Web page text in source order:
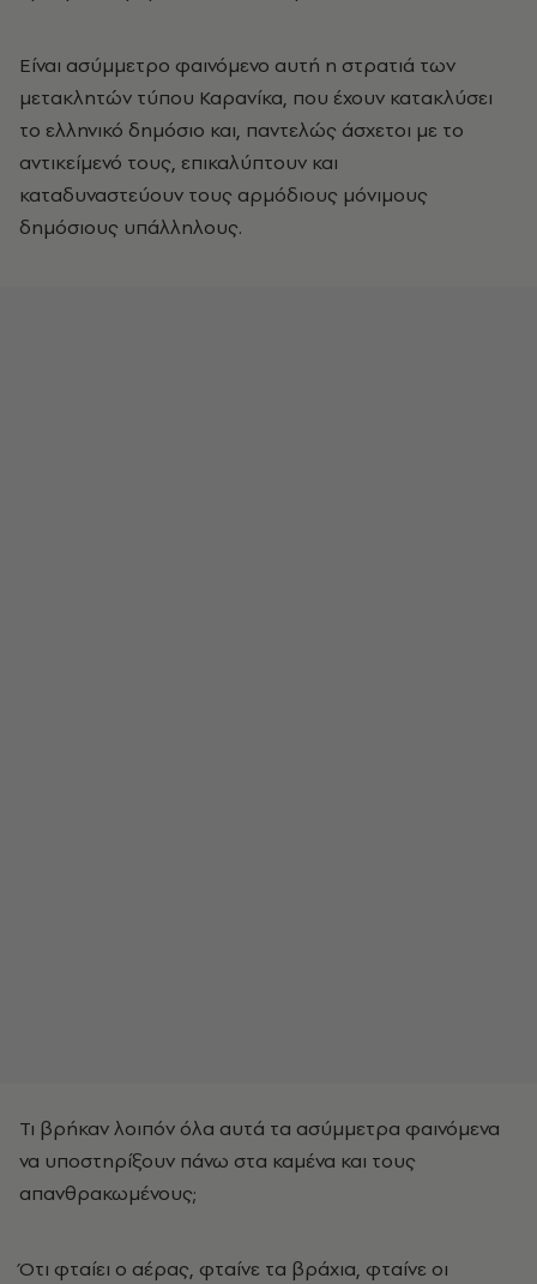
Είναι ασύμμετρο φαινόμενο αυτή η στρατιά των
μετακλητών τύπου Καρανίκα, που έχουν κατακλύσει
το ελληνικό δημόσιο και, παντελώς άσχετοι με το
αντικείμενό τους, επικαλύπτουν και
καταδυναστεύουν τους αρμόδιους μόνιμους
δημόσιους υπάλληλους.
Τι βρήκαν λοιπόν όλα αυτά τα ασύμμετρα φαινόμενα
να υποστηρίξουν πάνω στα καμένα και τους
απανθρακωμένους;
Ότι φταίει ο αέρας, φταίνε τα βράχια, φταίνε οι